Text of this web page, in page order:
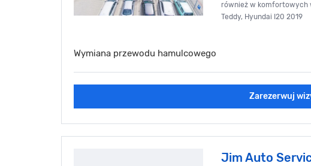
również w komfortowych
Teddy, Hyundai I20 2019
Wymiana przewodu hamulcowego
Zarezerwuj
Jim Auto